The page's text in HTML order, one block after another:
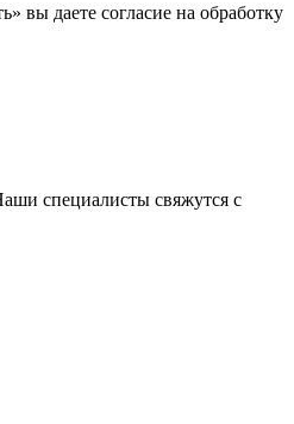
вы даете согласие на обработку
специалисты свяжутся с